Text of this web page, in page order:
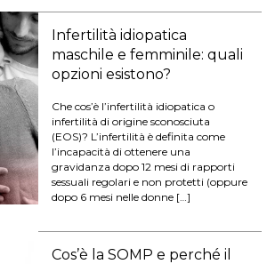
Infertilità idiopatica
maschile e femminile: quali
opzioni esistono?
Che cos’è l’infertilità idiopatica o
infertilità di origine sconosciuta
(EOS)? L’infertilità è definita come
l’incapacità di ottenere una
gravidanza dopo 12 mesi di rapporti
sessuali regolari e non protetti (oppure
dopo 6 mesi nelle donne […]
Cos’è la SOMP e perché il